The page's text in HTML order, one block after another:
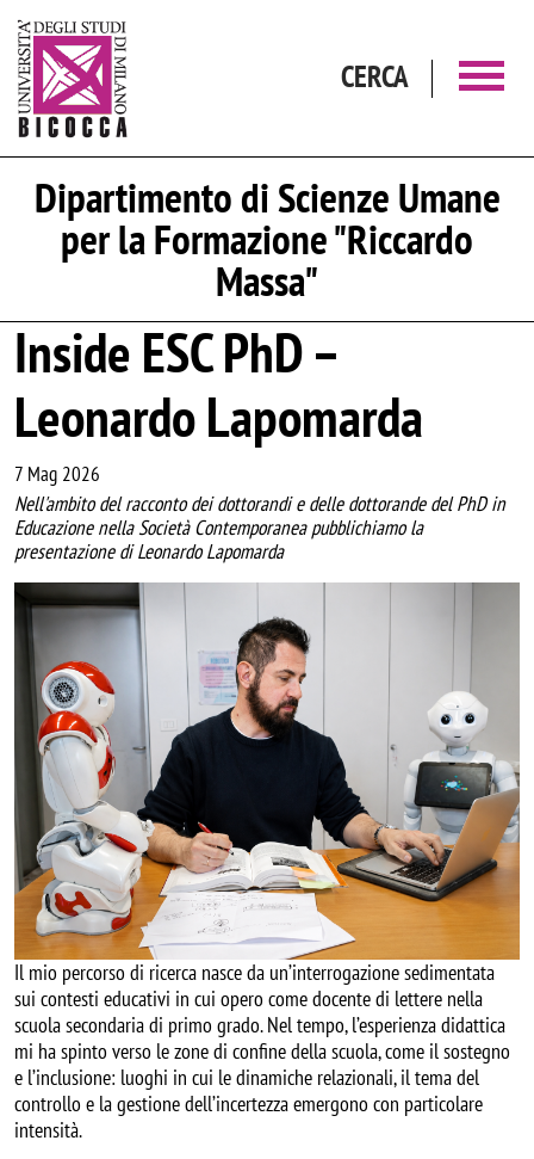
CERCA
Dipartimento di Scienze Umane
per la Formazione "Riccardo
Massa"
Inside ESC PhD –
Leonardo Lapomarda
7 Mag 2026
Nell'ambito del racconto dei dottorandi e delle dottorande del PhD in
Educazione nella Società Contemporanea pubblichiamo la
presentazione di Leonardo Lapomarda
Image
Il mio percorso di ricerca nasce da un’interrogazione sedimentata
sui contesti educativi in cui opero come docente di lettere nella
scuola secondaria di primo grado. Nel tempo, l’esperienza didattica
mi ha spinto verso le zone di confine della scuola, come il sostegno
e l’inclusione: luoghi in cui le dinamiche relazionali, il tema del
controllo e la gestione dell’incertezza emergono con particolare
intensità.